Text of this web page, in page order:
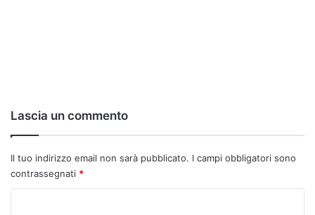
Lascia un commento
Il tuo indirizzo email non sarà pubblicato. I campi obbligatori sono
contrassegnati *